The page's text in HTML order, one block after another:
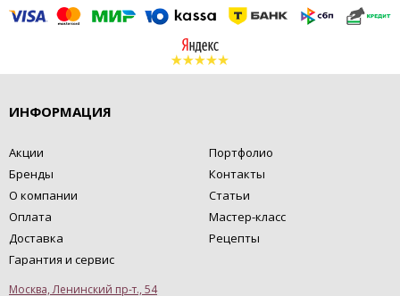
ИНФОРМАЦИЯ
Акции
Бренды
О компании
Оплата
Доставка
Гарантия и сервис
Портфолио
Контакты
Статьи
Мастер-класс
Рецепты
Москва, Ленинский пр-т., 54